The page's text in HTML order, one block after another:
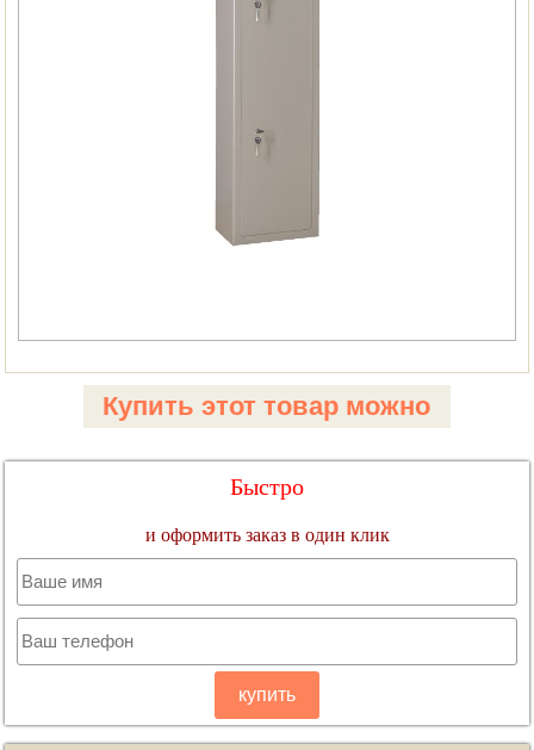
Купить этот товар можно
Быстро
и оформить заказ в один клик
купить